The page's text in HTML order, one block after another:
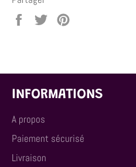
PartagerTweeter
INFORMATIONS
A propos
Paiement sécurisé
Livraison